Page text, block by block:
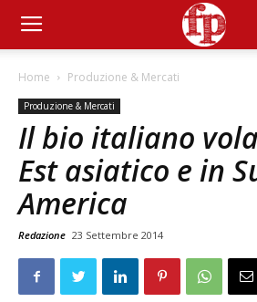
Home Produzione & Mercati
Produzione & Mercati
Il bio italiano
Est asiatico e in
America
Redazione 23 Settembre 2014